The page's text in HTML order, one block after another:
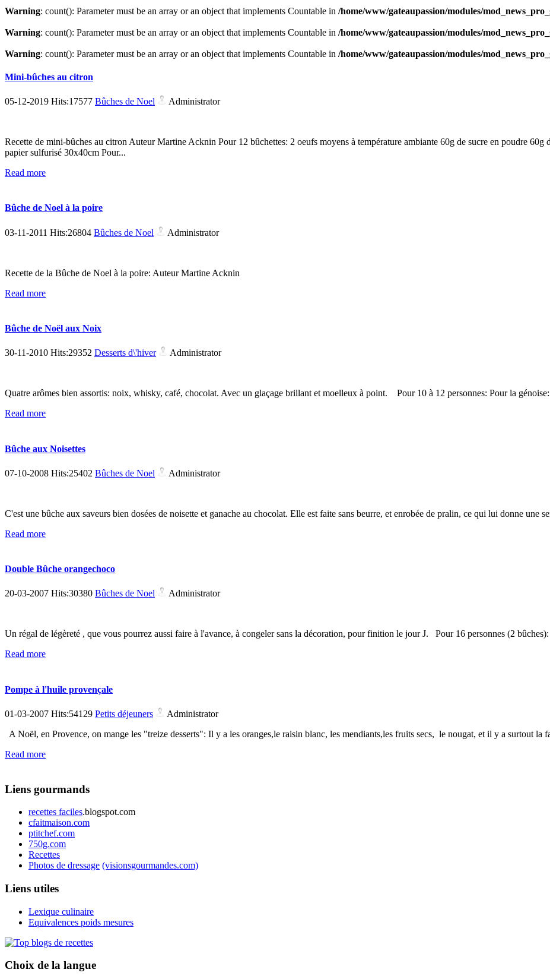
Warning: count(): Parameter must be an array or an object that implements Countable in /home/www/gateaupassion/modules/
Warning: count(): Parameter must be an array or an object that implements Countable in /home/www/gateaupassion/modules/
Warning: count(): Parameter must be an array or an object that implements Countable in /home/www/gateaupassion/modules/
Mini-bûches au citron
05-12-2019 Hits:17577 Bûches de Noel Administrator
Recette de mini-bûches au citron Auteur Martine Acknin Pour 12 bûchettes: 2 oeufs moyens à température ambiante 60g de sucre en poudre
papier sulfurisé 30x40cm Pour...
Read more
Bûche de Noel à la poire
03-11-2011 Hits:26804 Bûches de Noel Administrator
Recette de la Bûche de Noel à la poire: Auteur Martine Acknin
Read more
Bûche de Noël aux Noix
30-11-2010 Hits:29352 Desserts d\'hiver Administrator
Quatre arômes bien assortis: noix, whisky, café, chocolat. Avec un glaçage brillant et moelleux à point. Pour 10 à 12 personnes: Pour la
Read more
Bûche aux Noisettes
07-10-2008 Hits:25402 Bûches de Noel Administrator
C'est une bûche aux saveurs bien dosées de noisette et ganache au chocolat. Elle est faite sans beurre, et enrobée de pralin, ce qui lui donne une
Read more
Double Bûche orangechoco
20-03-2007 Hits:30380 Bûches de Noel Administrator
Un régal de légèreté , que vous pourrez aussi faire à l'avance, à congeler sans la décoration, pour finition le jour J. Pour 16 personnes (2
Read more
Pompe à l'huile provençale
01-03-2007 Hits:54129 Petits déjeuners
Administrator
A Noël, en Provence, on mange les "treize desserts": Il y a les oranges,le raisin blanc, les mendiants,les fruits secs, le nougat, et il y a surtout la
Read more
Liens gourmands
recettes faciles.blogspot.com
cfaitmaison.com
ptitchef.com
750g.com
Recettes
Photos de dressage (visionsgourmandes.com)
Liens utiles
Lexique culinaire
Equivalences poids mesures
Choix de la langue